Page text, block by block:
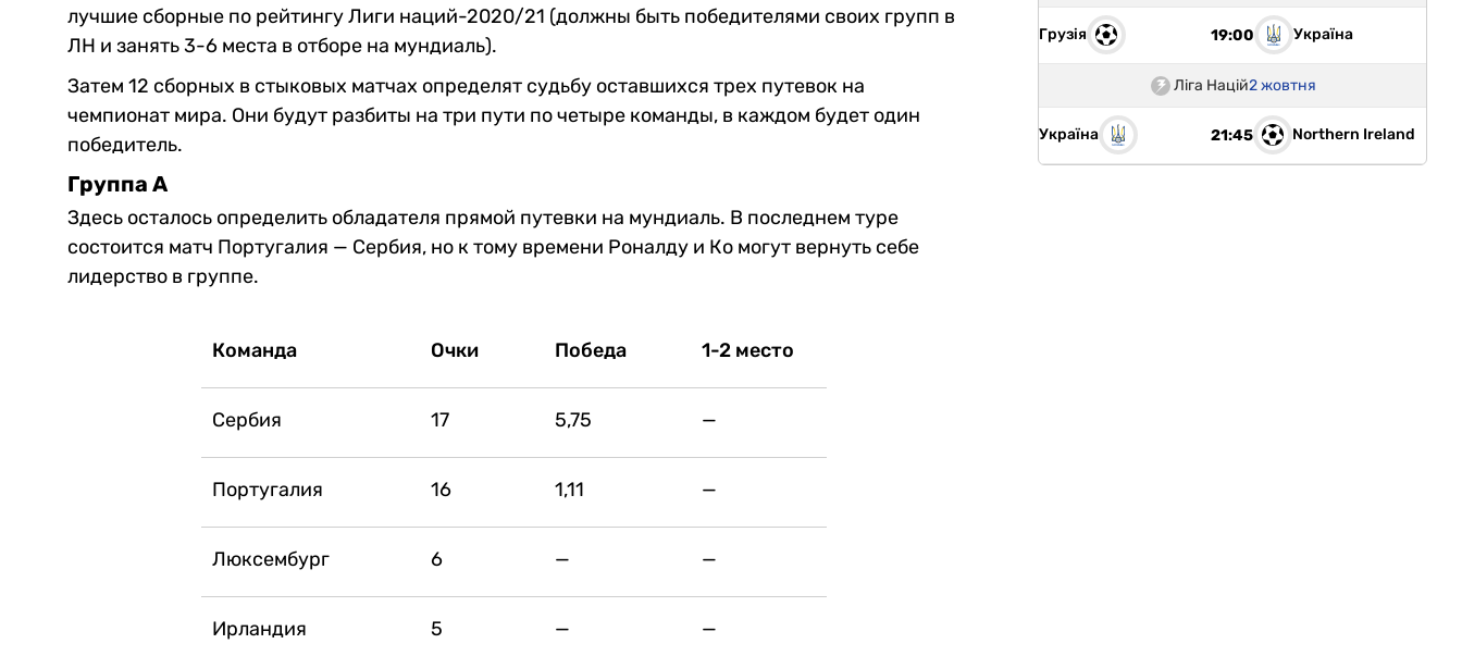
лучшие сборные по рейтингу Лиги наций-2020/21 (должны быть победителями своих групп в
ЛН и занять 3-6 места в отборе на мундиаль).
Затем 12 сборных в стыковых матчах определят судьбу оставшихся трех путевок на
чемпионат мира. Они будут разбиты на три пути по четыре команды, в каждом будет один
победитель.
Группа А
Здесь осталось определить обладателя прямой путевки на мундиаль. В последнем туре
состоится матч Португалия — Сербия, но к тому времени Роналду и Ко могут вернуть себе
лидерство в группе.
Команда Очки Победа 1-2 место
Сербия 17 5,75 —
Португалия 16 1,11 —
Люксембург 6 — —
Ирландия 5 — —
Грузія 19:00 Україна
Ліга Націй2 жовтня
Україна 21:45 Northern Ireland